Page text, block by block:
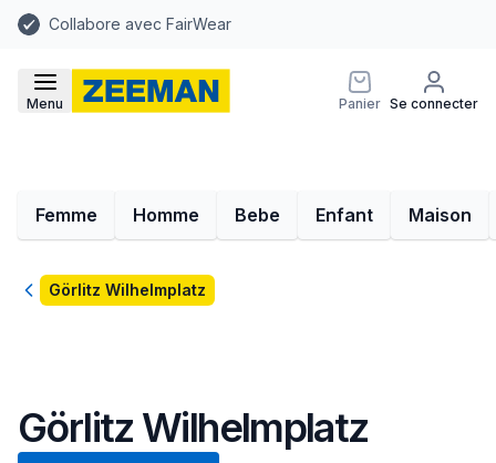
Collabore avec FairWear
Menu Panier Se connecter
Femme Homme Bebe Enfant Maison
RetourGörlitz Wilhelmplatz
Görlitz Wilhelmplatz